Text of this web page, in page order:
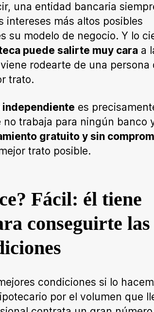
una entidad bancaria
intereses más altos posibles
su modelo de negocio. Y lo
puede salirte muy cara a
rodearte de una persona
trato.
es
no trabaja para ningún banco
gratuito y sin
trato posible.
Fácil: él tiene
conseguirte las
condiciones si lo
por el volumen que